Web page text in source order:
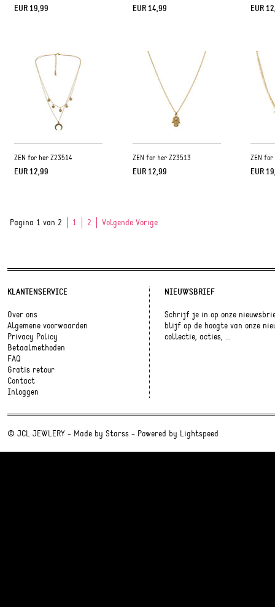
EUR 19,99 EUR 14,99 EUR
ZEN for her Z23514
EUR 12,99
ZEN for her Z23513
EUR 12,99
ZEN
EUR
Pagina 1 van 2 1 2 Volgende Vorige
KLANTENSERVICE
Over ons
Algemene voorwaarden
Privacy Policy
Betaalmethoden
FAQ
Gratis retour
Contact
Inloggen
NIEUWSBRIEF
Schrijf je in op onze
blijf op de hoogte van onze
collectie, acties, ...
© JCL JEWLERY - Made by Starss - Powered by Lightspeed